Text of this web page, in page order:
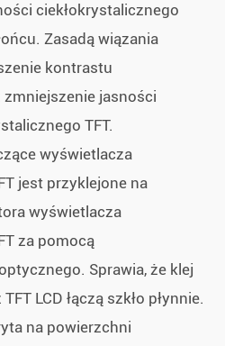
ciekłokrystalicznego
Zasadą wiązania
kontrastu
jasności
TFT.
wyświetlacza
jest przyklejone na
wyświetlacza
za pomocą
Sprawia, że klej
LCD łączą szkło płynnie.
na powierzchni